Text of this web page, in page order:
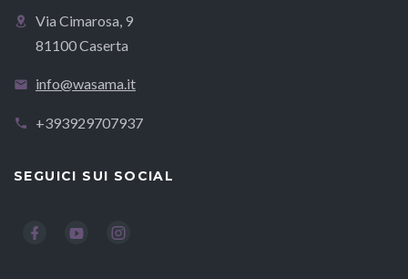
Via Cimarosa, 9
81100 Caserta
info@wasama.it
+393929707937
SEGUICI SUI SOCIAL